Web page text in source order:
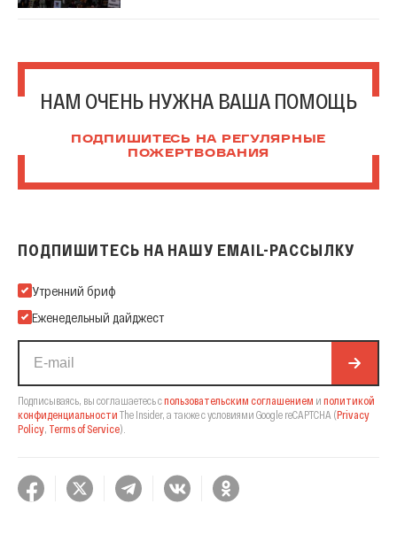
НАМ ОЧЕНЬ НУЖНА ВАША ПОМОЩЬ
ПОДПИШИТЕСЬ НА РЕГУЛЯРНЫЕ
ПОЖЕРТВОВАНИЯ
ПОДПИШИТЕСЬ НА НАШУ EMAIL-РАССЫЛКУ
Подпишитесь на нашу Email-рассылку
Утренний бриф
Еженедельный дайджест
Подписываясь, вы соглашаетесь спользовательским соглашением и политикой
конфиденциальности The Insider, а также с условиями Google reCAPTCHA (Privacy
Policy, Terms of Service).